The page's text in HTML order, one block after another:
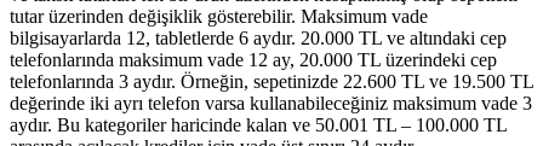
tutar üzerinden değişiklik gösterebilir. Maksimum vade
bilgisayarlarda 12, tabletlerde 6 aydır. 20.000 TL ve altındaki cep
telefonlarında maksimum vade 12 ay, 20.000 TL üzerindeki cep
telefonlarında 3 aydır. Örneğin, sepetinizde 22.600 TL ve 19.500 TL
değerinde iki ayrı telefon varsa kullanabileceğiniz maksimum vade 3
aydır. Bu kategoriler haricinde kalan ve 50.001 TL – 100.000 TL